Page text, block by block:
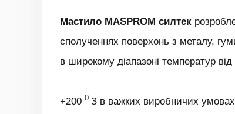
Мастило MASPROM силтек
сполученнях поверхонь з металу,
в широкому діапазоні температур від
+200 0 З в важких виробничих умовах